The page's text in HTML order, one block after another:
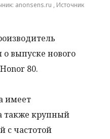
anonsens.ru , Источник
выпуске нового
80.
имеет
также крупный
с частотой